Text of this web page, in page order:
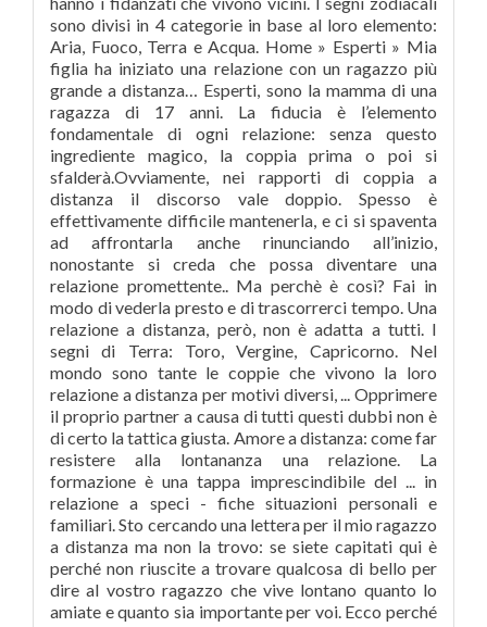
sono divisi in 4 categorie in base al loro elemento:
Aria, Fuoco, Terra e Acqua. Home » Esperti » Mia
figlia ha iniziato una relazione con un ragazzo più
grande a distanza… Esperti, sono la mamma di una
ragazza di 17 anni. La fiducia è l’elemento
fondamentale di ogni relazione: senza questo
ingrediente magico, la coppia prima o poi si
sfalderà.Ovviamente, nei rapporti di coppia a
distanza il discorso vale doppio. Spesso è
effettivamente difficile mantenerla, e ci si spaventa
ad affrontarla anche rinunciando all’inizio,
nonostante si creda che possa diventare una
relazione promettente.. Ma perchè è così? Fai in
modo di vederla presto e di trascorrerci tempo. Una
relazione a distanza, però, non è adatta a tutti. I
segni di Terra: Toro, Vergine, Capricorno. Nel
mondo sono tante le coppie che vivono la loro
relazione a distanza per motivi diversi, ... Opprimere
il proprio partner a causa di tutti questi dubbi non è
di certo la tattica giusta. Amore a distanza: come far
resistere alla lontananza una relazione. La
formazione è una tappa imprescindibile del ... in
relazione a speci - fiche situazioni personali e
familiari. Sto cercando una lettera per il mio ragazzo
a distanza ma non la trovo: se siete capitati qui è
perché non riuscite a trovare qualcosa di bello per
dire al vostro ragazzo che vive lontano quanto lo
amiate e quanto sia importante per voi. Ecco perché